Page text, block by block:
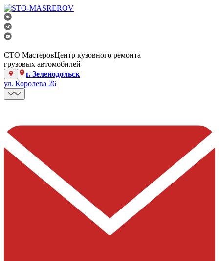
СТО МастеровЦентр кузовного ремонта
грузовых автомобилей
г. Зеленодольск
ул. Королева 26